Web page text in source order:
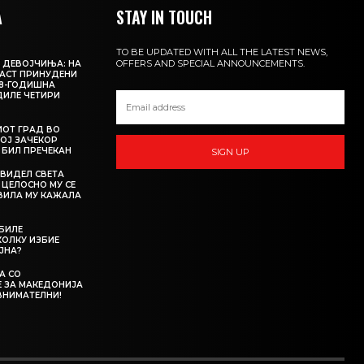
ДЕВОЈЧИЊА: НА
ПРИНУДЕНИ
ГОДИШНА
ЧЕТИРИ
ГРАД ВО
ЗАЧЕКОР
БИЛ ПРЕЧЕКАН
СВЕТА
МУ СЕ
МУ КАЖАЛА
ИЗБИЕ
СО
ЗА МАКЕДОНИЈА
STAY IN TOUCH
TO BE UPDATED WITH ALL THE LATEST NEWS,
OFFERS AND SPECIAL ANNOUNCEMENTS.
SIGN UP